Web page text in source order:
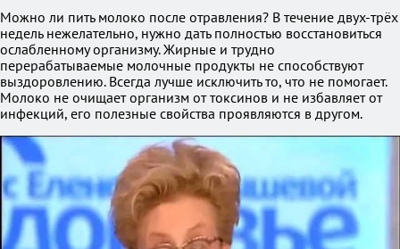
Можно ли пить молоко после отравления? В течение двух-трёх
недель нежелательно, нужно дать полностью восстановиться
ослабленному организму. Жирные и трудно
перерабатываемые молочные продукты не способствуют
выздоровлению. Всегда лучше исключить то, что не помогает.
Молоко не очищает организм от токсинов и не избавляет от
инфекций, его полезные свойства проявляются в другом.